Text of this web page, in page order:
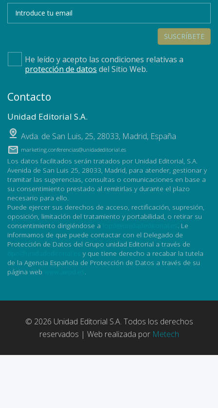
SUSCRÍBETE
He leído y acepto las condiciones relativas a
protección de datos del Sitio Web.
Contacto
Unidad Editorial S.A.
Avda. de San Luis, 25, 28033, Madrid, España
marketing.conferencias@unidadeditorial.es
Los datos facilitados serán tratados por Unidad Editorial, S.A.
Avenida de San Luis 25, 28033, Madrid, para atender, gestionar y
tramitar las sugerencias, consultas o comunicaciones en base a
su consentimiento prestado al remitirlas y durante el plazo
necesario para ello.
Puede ejercer sus derechos de acceso, rectificación, supresión,
oposición, limitación del tratamiento y portabilidad, o retirar su
consentimiento dirigiéndose a
. Le
informamos de que puede contactar con el Delegado de
Protección de Datos del Grupo unidad Editorial a través de
y que tiene derecho a recabar la tutela
de la Agencia Española de Protección de Datos a través de su
página web
.
© 2026 Unidad Editorial S.A. Todos los derechos
reservados | Web realizada por Metech